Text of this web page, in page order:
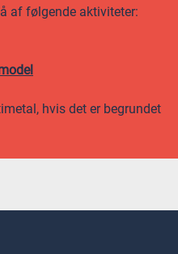
af følgende aktiviteter:
hvis det er begrundet